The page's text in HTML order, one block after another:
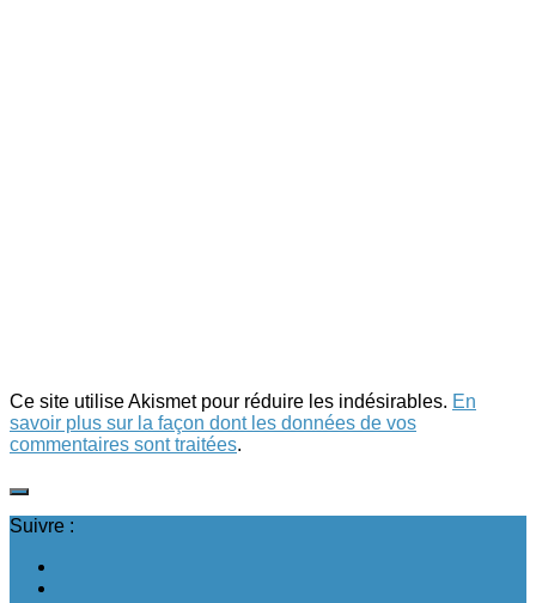
Ce site utilise Akismet pour réduire les indésirables. En
savoir plus sur la façon dont les données de vos
commentaires sont traitées.
Suivre :